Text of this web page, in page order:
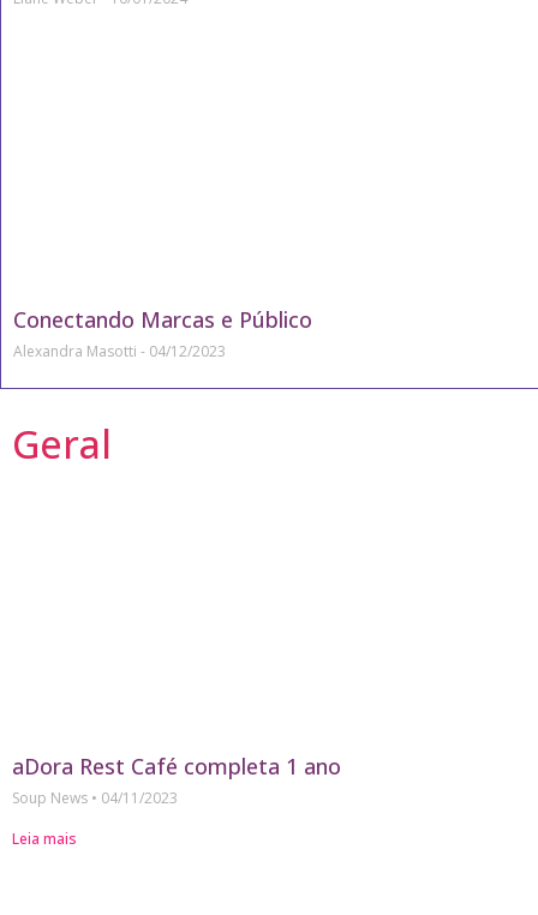
Conectando Marcas e Público
Alexandra Masotti 04/12/2023
Geral
aDora Rest Café completa 1 ano
Soup News
04/11/2023
Leia mais